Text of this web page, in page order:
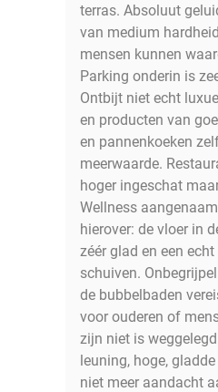
terras. Absoluut
van medium
mensen kunnen
Parking onderin is
Ontbijt niet echt
en producten van
en pannenkoeken
meerwaarde.
hoger ingeschat
Wellness
hierover: de vloer in
zéér glad en een
schuiven.
de bubbelbaden
voor ouderen of
zijn niet is
leuning, hoge,
niet meer aandacht